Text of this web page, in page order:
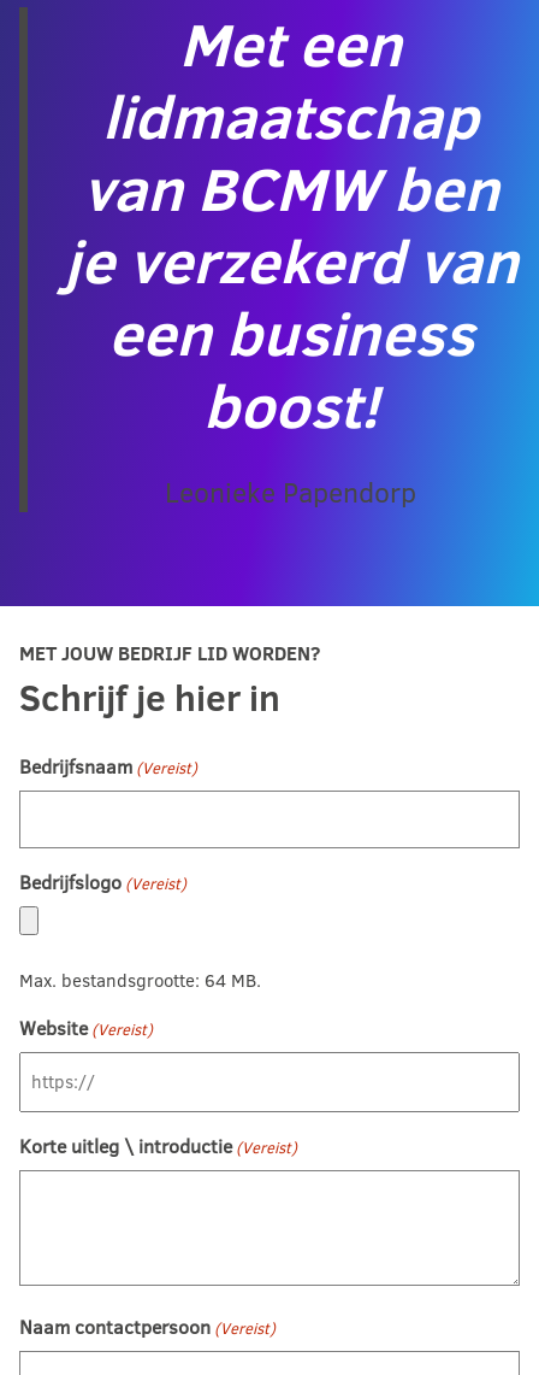
Met een
lidmaatschap
van BCMW ben
je verzekerd van
een business
boost!
Leonieke Papendorp
MET JOUW BEDRIJF LID WORDEN?
Schrijf je hier in
Bedrijfsnaam (Vereist)
Bedrijfslogo (Vereist)
Max. bestandsgrootte: 64 MB.
Website (Vereist)
Korte uitleg \ introductie (Vereist)
Naam contactpersoon (Vereist)